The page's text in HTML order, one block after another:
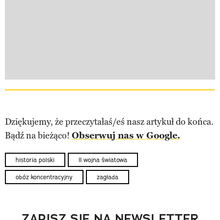
Dziękujemy, że przeczytałaś/eś nasz artykuł do końca.
Bądź na bieżąco! Obserwuj nas w Google.
historia polski II wojna światowa
obóz koncentracyjny zagłada